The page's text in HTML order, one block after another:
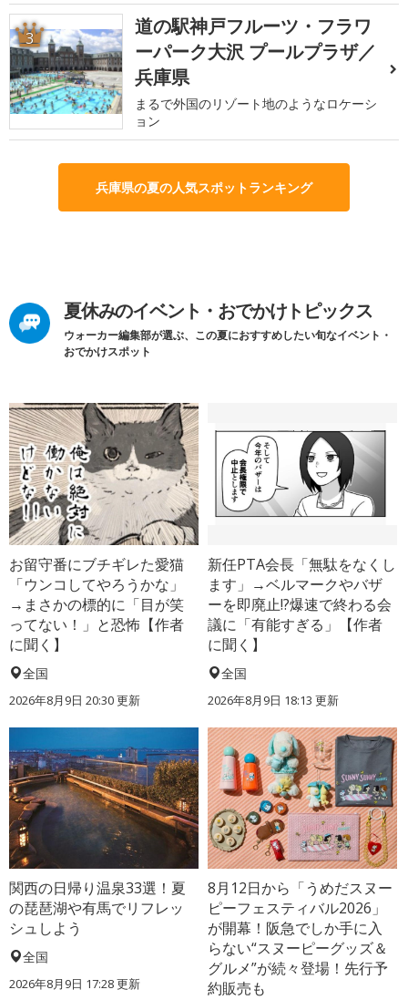
3
道の駅神戸フルーツ・フラワ
ーパーク大沢 プールプラザ／
兵庫県
まるで外国のリゾート地のようなロケーシ
ョン
兵庫県の夏の人気スポットランキング
夏休みのイベント・おでかけトピックス
ウォーカー編集部が選ぶ、この夏におすすめしたい旬なイベント・
おでかけスポット
お留守番にブチギレた愛猫
「ウンコしてやろうかな」
→まさかの標的に「目が笑
ってない！」と恐怖【作者
に聞く】
全国
2026年8月9日 20:30更新
新任PTA会長「無駄をなくし
ます」→ベルマークやバザ
ーを即廃止!?爆速で終わる会
議に「有能すぎる」【作者
に聞く】
全国
2026年8月9日 18:13 更新
関西の日帰り温泉33選！夏
の琵琶湖や有馬でリフレッ
シュしよう
全国
2026年8月9日 17:28更新
8月12日から「うめだスヌー
ピーフェスティバル2026」
が開幕！阪急でしか手に入
らない“スヌーピーグッズ＆
グルメ”が続々登場！先行予
約販売も